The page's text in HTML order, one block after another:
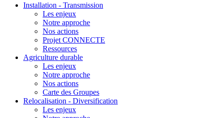
Installation - Transmission
Les enjeux
Notre approche
Nos actions
Projet CONNECTE
Ressources
Agriculture durable
Les enjeux
Notre approche
Nos actions
Carte des Groupes
Relocalisation - Diversification
Les enjeux